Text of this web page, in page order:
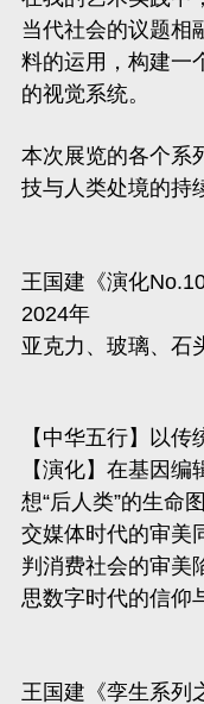
当代社会的议题相
料的运用，构建一
的视觉系统。
本次展览的各个系
技与人类处境的持
王国建《演化No.10
2024年
亚克力、玻璃、石
【中华五行】以
【演化】在基因
想“后人类”的生命
交媒体时代的审美
判消费社会的审美
思数字时代的信仰
王国建《孪生系列